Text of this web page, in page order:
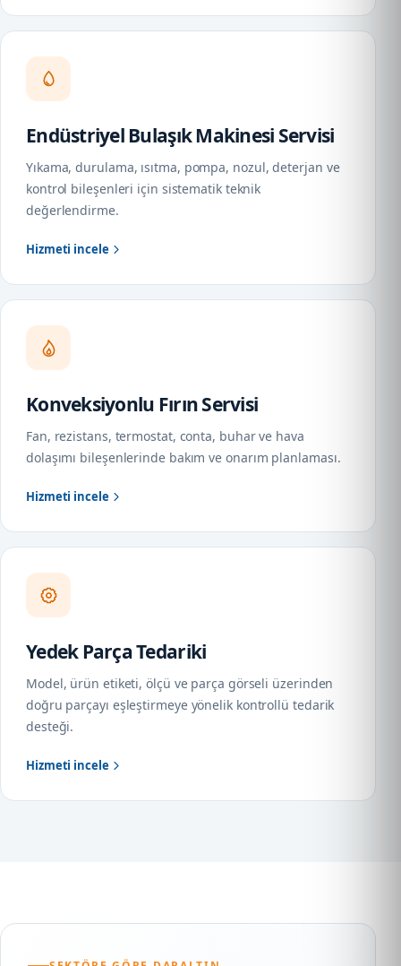
Endüstriyel Bulaşık Makinesi Servisi
Yıkama, durulama, ısıtma, pompa, nozul, deterjan ve
kontrol bileşenleri için sistematik teknik
değerlendirme.
Hizmeti incele
Konveksiyonlu Fırın Servisi
Fan, rezistans, termostat, conta, buhar ve hava
dolaşımı bileşenlerinde bakım ve onarım planlaması.
Hizmeti incele
Yedek Parça Tedariki
Model, ürün etiketi, ölçü ve parça görseli üzerinden
doğru parçayı eşleştirmeye yönelik kontrollü tedarik
desteği.
Hizmeti incele